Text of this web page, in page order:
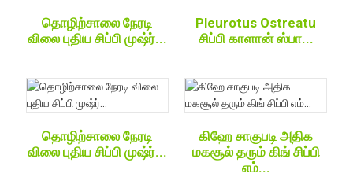
தொழிற்சாலை நேரடி
விலை புதிய சிப்பி முஷ்ர்...
Pleurotus Ostreatu
சிப்பி காளான் ஸ்பா...
தொழிற்சாலை நேரடி
விலை புதிய சிப்பி முஷ்ர்...
கிஹே சாகுபடி அதிக
மகசூல் தரும் கிங் சிப்பி
எம்...